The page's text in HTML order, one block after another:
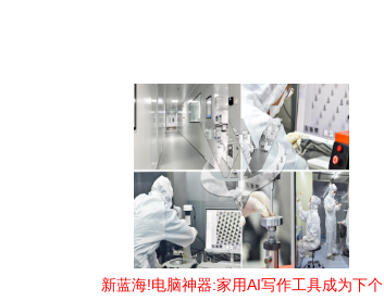
新蓝海!电脑神器:家用AI写作工具成为下个